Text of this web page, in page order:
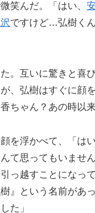
笑んだ。「はい、
ですけど…弘樹く
。互いに驚きと喜
、弘樹はすぐに顔
ちゃん？あの時以
を浮かべて、「は
て思ってもいませ
っ越すことになっ
』という名前があ
た」